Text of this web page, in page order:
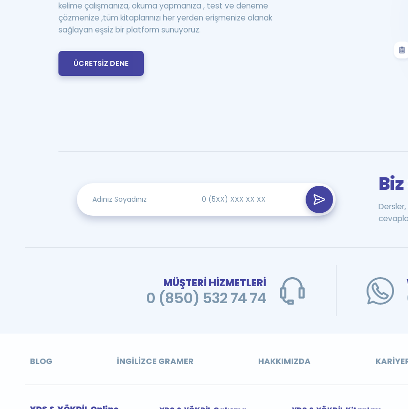
kelime çalışmanıza, okuma yapmanıza , test ve deneme
çözmenize ,tüm kitaplarınızı her yerden erişmenize olanak
sağlayan eşsiz bir platform sunuyoruz.
ÜCRETSİZ DENE
MÜŞTERİ HİZMETLERİ
0 (850) 532 74 74
BLOG İNGILIZCE GRAMER HAKKIMIZDA